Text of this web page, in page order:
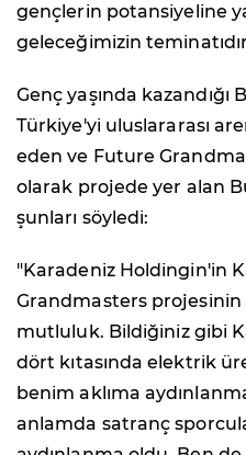
gençlerin potansiyeline
geleceğimizin
Genç yaşında kazandığı
Türkiye'yi uluslararası
eden ve Future
olarak projede yer alan
şunları söyledi:
"Karadeniz Holdingin'in
Grandmasters
mutluluk. Bildiğiniz gibi
dört kıtasında elektrik
benim aklıma
anlamda satranç